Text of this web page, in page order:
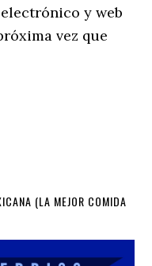
y web
vez que
(LA MEJOR COMIDA